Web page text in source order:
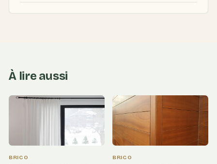
À lire aussi
BRICO BRICO